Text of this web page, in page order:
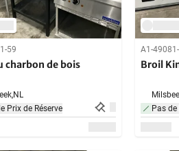
59
charbon de bois
NL
Prix de Réserve
A1-
Broil
Pas de